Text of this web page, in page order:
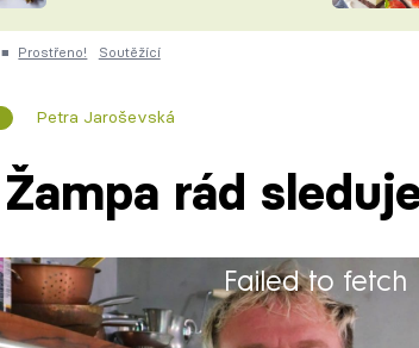
ČESKO NA TALÍŘI
KUCHAŘKA
zpracovat přerostlé
cukety
■ Prostřeno! Soutěžící
Petra Jaroševská
rád
Failed to fetch
bakalář. Studoval Verdala –
Maltě. Je podnikatel a majitel tří